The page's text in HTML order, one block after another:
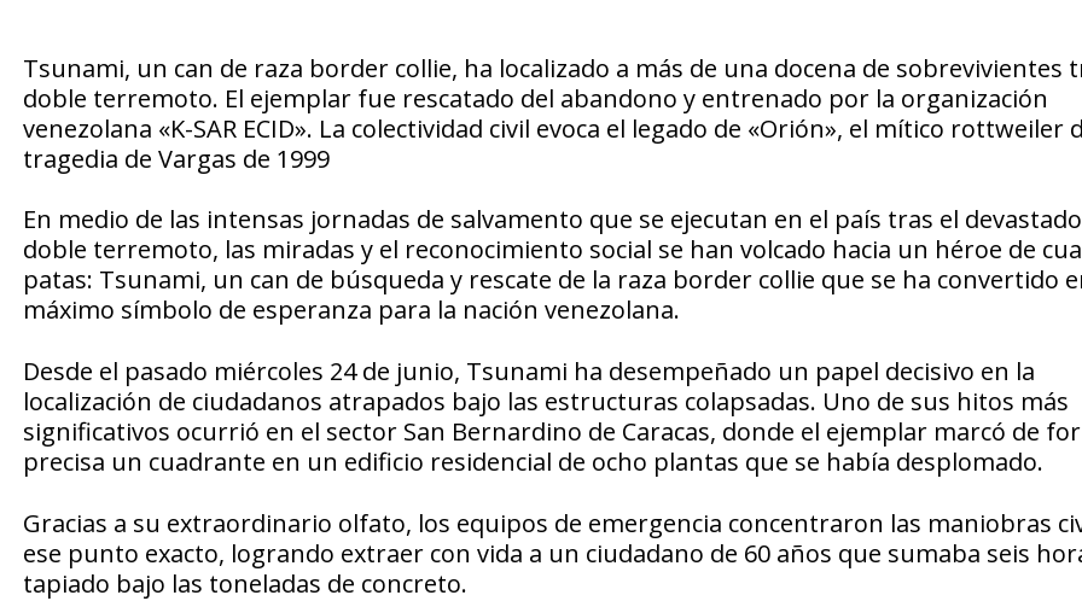
Tsunami, un can de raza border collie, ha localizado a más de una docena de sobrevivientes
doble terremoto. El ejemplar fue rescatado del abandono y entrenado por la organización
venezolana «K-SAR ECID». La colectividad civil evoca el legado de «Orión», el mítico rottweiler
tragedia de Vargas de 1999
En medio de las intensas jornadas de salvamento que se ejecutan en el país tras el
doble terremoto, las miradas y el reconocimiento social se han volcado hacia un héroe de
patas: Tsunami, un can de búsqueda y rescate de la raza border collie que se ha convertido
máximo símbolo de esperanza para la nación venezolana.
Desde el pasado miércoles 24 de junio, Tsunami ha desempeñado un papel decisivo en la
localización de ciudadanos atrapados bajo las estructuras colapsadas. Uno de sus hitos más
significativos ocurrió en el sector San Bernardino de Caracas, donde el ejemplar marcó de
precisa un cuadrante en un edificio residencial de ocho plantas que se había desplomado.
Gracias a su extraordinario olfato, los equipos de emergencia concentraron las maniobras
ese punto exacto, logrando extraer con vida a un ciudadano de 60 años que sumaba seis
tapiado bajo las toneladas de concreto.